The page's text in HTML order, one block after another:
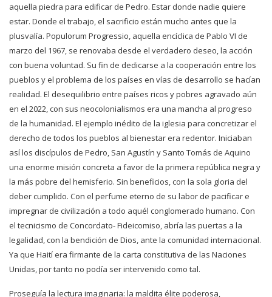
aquella piedra para edificar de Pedro. Estar donde nadie quiere
estar. Donde el trabajo, el sacrificio están mucho antes que la
plusvalía. Populorum Progressio, aquella encíclica de Pablo VI de
marzo del 1967, se renovaba desde el verdadero deseo, la acción
con buena voluntad. Su fin de dedicarse a la cooperación entre los
pueblos y el problema de los países en vías de desarrollo se hacían
realidad. El desequilibrio entre países ricos y pobres agravado aún
en el 2022, con sus neocolonialismos era una mancha al progreso
de la humanidad. El ejemplo inédito de la iglesia para concretizar el
derecho de todos los pueblos al bienestar era redentor. Iniciaban
así los discípulos de Pedro, San Agustín y Santo Tomás de Aquino
una enorme misión concreta a favor de la primera república negra y
la más pobre del hemisferio. Sin beneficios, con la sola gloria del
deber cumplido. Con el perfume eterno de su labor de pacificar e
impregnar de civilización a todo aquél conglomerado humano. Con
el tecnicismo de Concordato- Fideicomiso, abría las puertas a la
legalidad, con la bendición de Dios, ante la comunidad internacional.
Ya que Haití era firmante de la carta constitutiva de las Naciones
Unidas, por tanto no podía ser intervenido como tal.
Proseguía la lectura imaginaria: la maldita élite poderosa,